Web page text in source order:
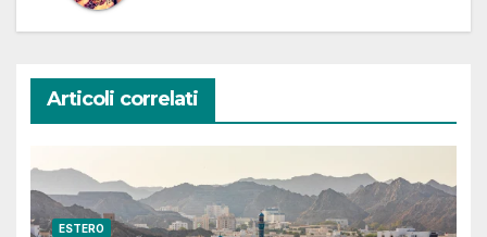
Articoli correlati
ESTERO